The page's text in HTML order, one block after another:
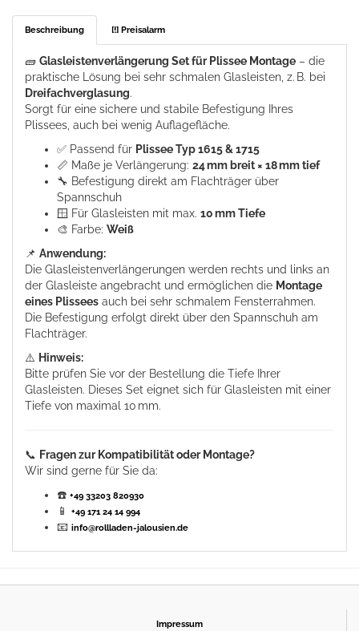
Beschreibung [!] Preisalarm
🧱 Glasleistenverlängerung Set für Plissee Montage – die
praktische Lösung bei sehr schmalen Glasleisten, z. B. bei
Dreifachverglasung.
Sorgt für eine sichere und stabile Befestigung Ihres
Plissees, auch bei wenig Auflagefläche.
✅ Passend für Plissee Typ 1615 & 1715
📏 Maße je Verlängerung: 24 mm breit × 18 mm tief
🔧 Befestigung direkt am Flachträger über
Spannschuh
🪟 Für Glasleisten mit max. 10 mm Tiefe
🎨 Farbe: Weiß
📌 Anwendung:
Die Glasleistenverlängerungen werden rechts und links an
der Glasleiste angebracht und ermöglichen die Montage
eines Plissees auch bei sehr schmalem Fensterrahmen.
Die Befestigung erfolgt direkt über den Spannschuh am
Flachträger.
⚠️ Hinweis:
Bitte prüfen Sie vor der Bestellung die Tiefe Ihrer
Glasleisten. Dieses Set eignet sich für Glasleisten mit einer
Tiefe von maximal 10 mm.
📞 Fragen zur Kompatibilität oder Montage?
Wir sind gerne für Sie da:
☎️ +49 33203 820930
📱 +49 171 24 14 994
📧 info@rollladen-jalousien.de
Impressum